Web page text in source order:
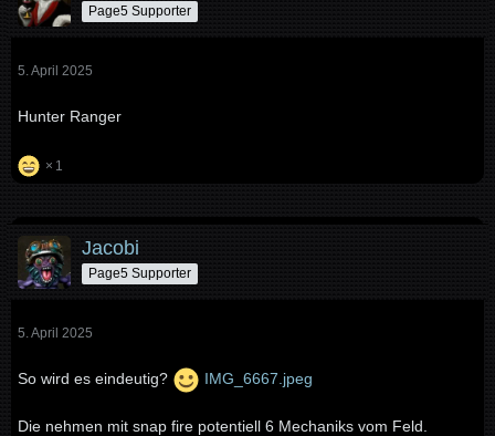
Page5 Supporter
5. April 2025
Hunter Ranger
1
Jacobi
Page5 Supporter
5. April 2025
So wird es eindeutig? IMG_6667.jpeg
Die nehmen mit snap fire potentiell 6 Mechaniks vom Feld.